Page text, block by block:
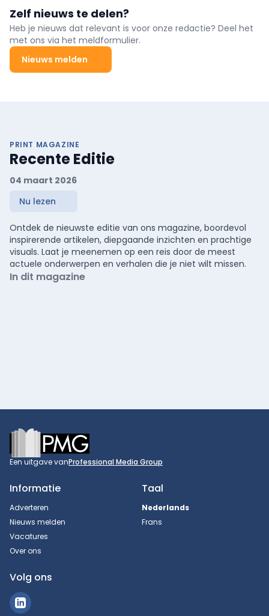
Zelf nieuws te delen?
Heb je nieuws dat relevant is voor onze redactie? Deel het
met ons via het meldformulier.
Nieuws melden
PRINT MAGAZINE
Recente Editie
04 maart 2026
Nu lezen
Ontdek de nieuwste editie van ons magazine, boordevol
inspirerende artikelen, diepgaande inzichten en prachtige
visuals. Laat je meenemen op een reis door de meest
actuele onderwerpen en verhalen die je niet wilt missen.
In dit magazine
Footer
Een uitgave vanProfessional Media Group
Informatie
Adverteren
Nieuws melden
Vacatures
Over ons
Taal
Nederlands
Frans
Volg ons